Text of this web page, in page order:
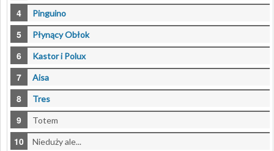
Pinguino
Płynący Obłok
Kastor i Polux
Aisa
Tres
Totem
Nieduży ale...